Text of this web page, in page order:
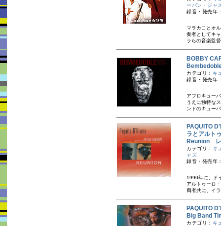
ーバン・ジャ
録音・発売年
マラカことオ
奏者としてキ
ラらの音楽監
BOBBY
カテゴリ： キ
録音・発売年
アフロキュー
うえに独特な
ンドのキュー
PAQUITO
ラとアルト
Reunion
カテゴリ： キ
ャズ
録音・発売年
1990年に、ド
アルトゥーロ
両者共に、イ
PAQUITO
Big Band
カテゴリ： キ